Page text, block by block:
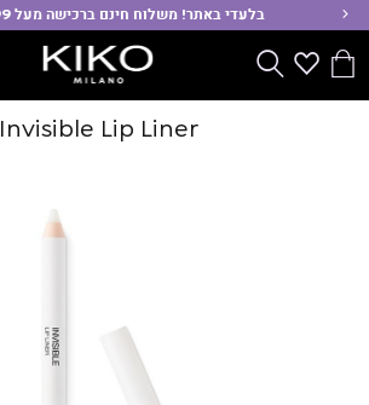
בלעדי באתר! משלוח חינם ברכישה מעל 199 ש"ח >>
הסל
Wishlistחפש
Invisible Lip Liner